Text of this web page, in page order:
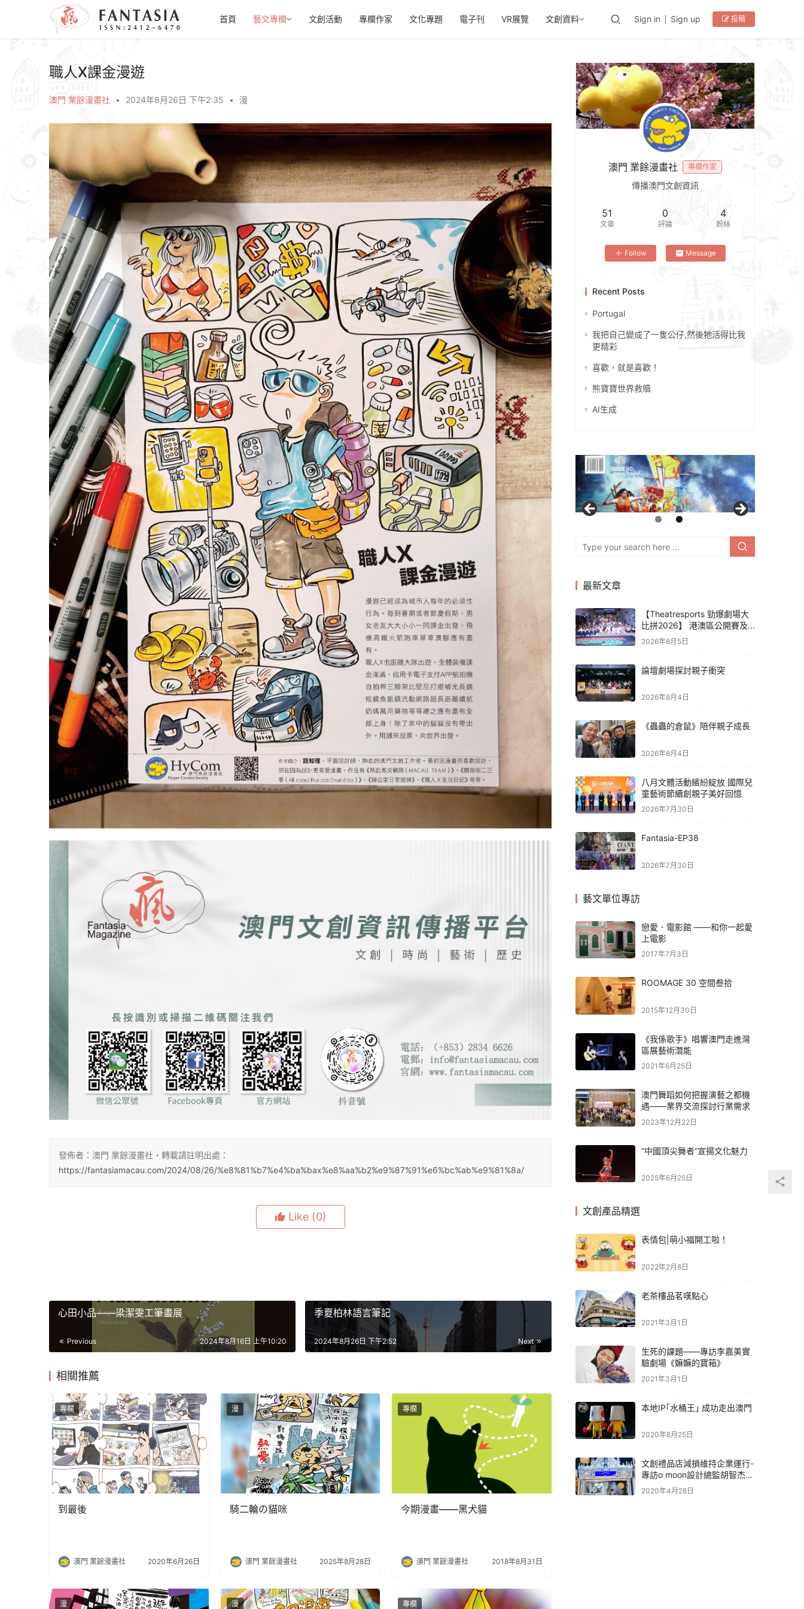
首頁 藝文專欄 文創活動 專欄作家 文化專題 電子刊 VR展覽 文創資料 Sign in Sign up 投稿
職人X課金漫遊
澳門 業餘漫畫社 • 2024年8月26日 下午2:35 • 漫
發佈者：澳門 業餘漫畫社，轉載請註明出處：
https://fantasiamacau.com/2024/08/26/%e8%81%b7%e4%ba%bax%e8%aa%b2%e9%87%91%e6%bc%ab%e9%81%8a/
Like (0)
心田小品——梁潔雯工筆畫展
Previous 2024年8月16日 上午10:20
季夏柏林語言筆記
Next
2024年8月26日 下午2:52
相關推薦
專欄
到最後
澳門 業餘漫畫社 2020年6月26日
漫
騎二輪の貓咪
澳門 業餘漫畫社 2025年8月28日
專欄
今期漫畫——黑犬貓
澳門 業餘漫畫社 2018年8月31日
漫 漫 專欄
澳門 業餘漫畫社 專欄作家
傳播澳門文創資訊
51
文章
0
評論
4
粉絲
Follow Message
Recent Posts
Portugal
我把自己變成了一隻公仔,然後牠活得比我
更精彩
喜歡，就是喜歡！
熊寶寶世界救贖
AI生成
最新文章
【Theatresports 勁爆劇場大
比拼2026】 港澳區公開賽及
亞洲聯賽賽果
2026年8月5日
論壇劇場探討親子衝突
2026年8月4日
《蟲蟲的倉鼠》陪伴親子成長
2026年8月4日
八月文體活動繽紛綻放 國際兒
童藝術節續創親子美好回憶
2026年7月30日
Fantasia-EP38
2026年7月30日
藝文單位專訪
戀愛．電影館 ——和你一起愛
上電影
2017年7月3日
ROOMAGE 30 空間叁拾
2015年12月30日
《我係歌手》唱響澳門走進灣
區展藝術潛能
2021年6月25日
澳門舞蹈如何把握演藝之都機
遇——業界交流探討行業需求
2023年12月22日
“中國頂尖舞者”宣揚文化魅力
2025年6月25日
文創產品精選
表情包|萌小福開工啦！
2022年2月8日
老茶樓品茗嘆點心
2021年3月1日
生死的課題——專訪李嘉美實
驗劇場《嫲嫲的寶箱》
2021年3月1日
本地IP｢水桶王｣ 成功走出澳門
2020年8月25日
文創禮品店減損維持企業運行-
專訪o moon設計總監胡智杰先
生
2020年4月28日